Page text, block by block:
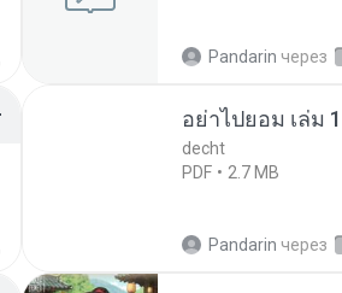
Pandarin через
อย่าไปยอม เล่ม
decht
PDF
2.7 MB
Pandarin через